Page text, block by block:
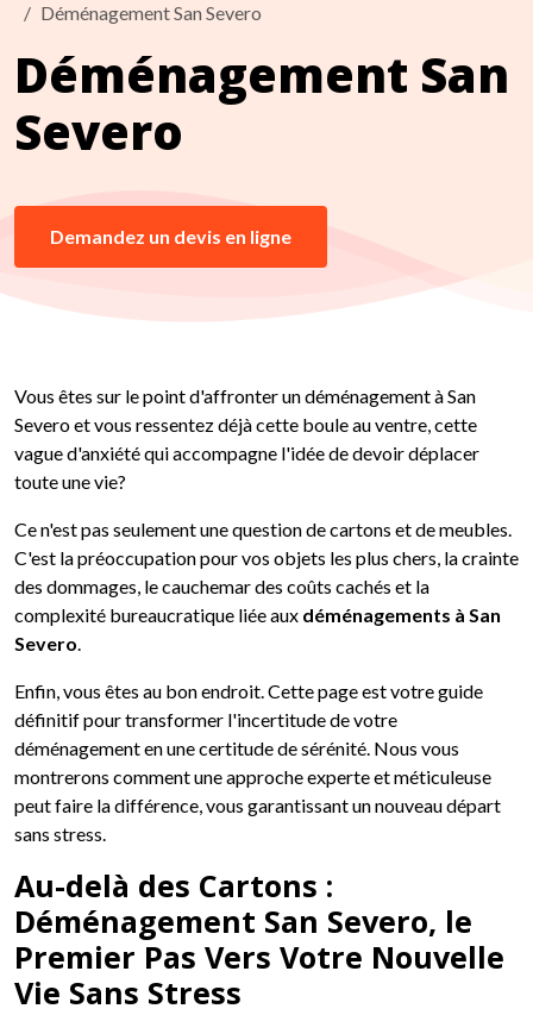
Déménagement San Severo
Déménagement San
Severo
Demandez un devis en ligne
Vous êtes sur le point d'affronter un déménagement à San
Severo et vous ressentez déjà cette boule au ventre, cette
vague d'anxiété qui accompagne l'idée de devoir déplacer
toute une vie?
Ce n'est pas seulement une question de cartons et de meubles.
C'est la préoccupation pour vos objets les plus chers, la crainte
des dommages, le cauchemar des coûts cachés et la
complexité bureaucratique liée aux déménagements à San
Severo.
Enfin, vous êtes au bon endroit. Cette page est votre guide
définitif pour transformer l'incertitude de votre
déménagement en une certitude de sérénité. Nous vous
montrerons comment une approche experte et méticuleuse
peut faire la différence, vous garantissant un nouveau départ
sans stress.
Au-delà des Cartons :
Déménagement San Severo, le
Premier Pas Vers Votre Nouvelle
Vie Sans Stress